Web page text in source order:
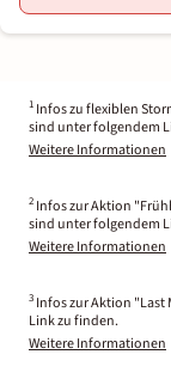
1 Infos zu flexiblen
sind unter folgendem
Weitere Informationen
2 Infos zur Aktion
sind unter folgendem
Weitere Informationen
3 Infos zur Aktion "Last
Link zu finden.
Weitere Informationen